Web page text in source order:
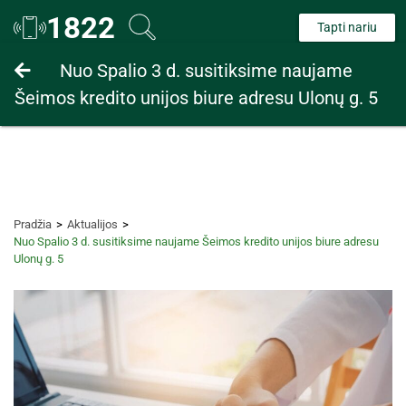
1822 Tapti nariu
Fiziniams asmenims
Juridiniams asmenims
Nuo Spalio 3 d. susitiksime naujame
Šeimos kredito unijos biure adresu Ulonų g. 5
Pradžia
Aktualijos
Nuo Spalio 3 d. susitiksime naujame Šeimos kredito unijos biure adresu
Ulonų g. 5